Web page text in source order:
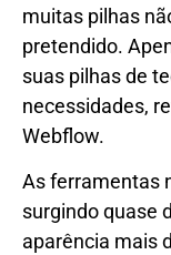
muitas pilhas
pretendido.
suas pilhas de
necessidades,
Webflow.
As ferramentas
surgindo quase
aparência mais